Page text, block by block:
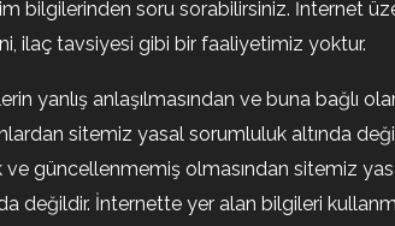
bilgilerinden soru sorabilirsiniz. İnternet
ilaç tavsiyesi gibi bir faaliyetimiz yoktur.
yanlış anlaşılmasından ve buna bağlı
sitemiz yasal sorumluluk altında
ve güncellenmemiş olmasından sitemiz
değildir. İnternette yer alan bilgileri